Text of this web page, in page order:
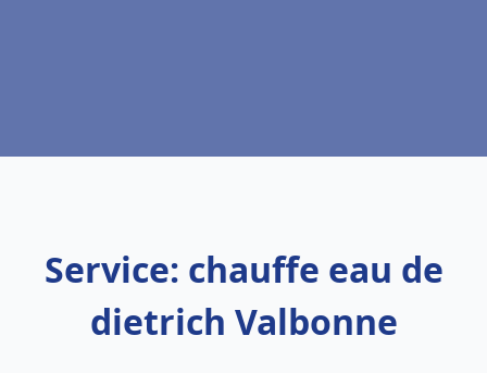
Service: chauffe eau de
dietrich Valbonne